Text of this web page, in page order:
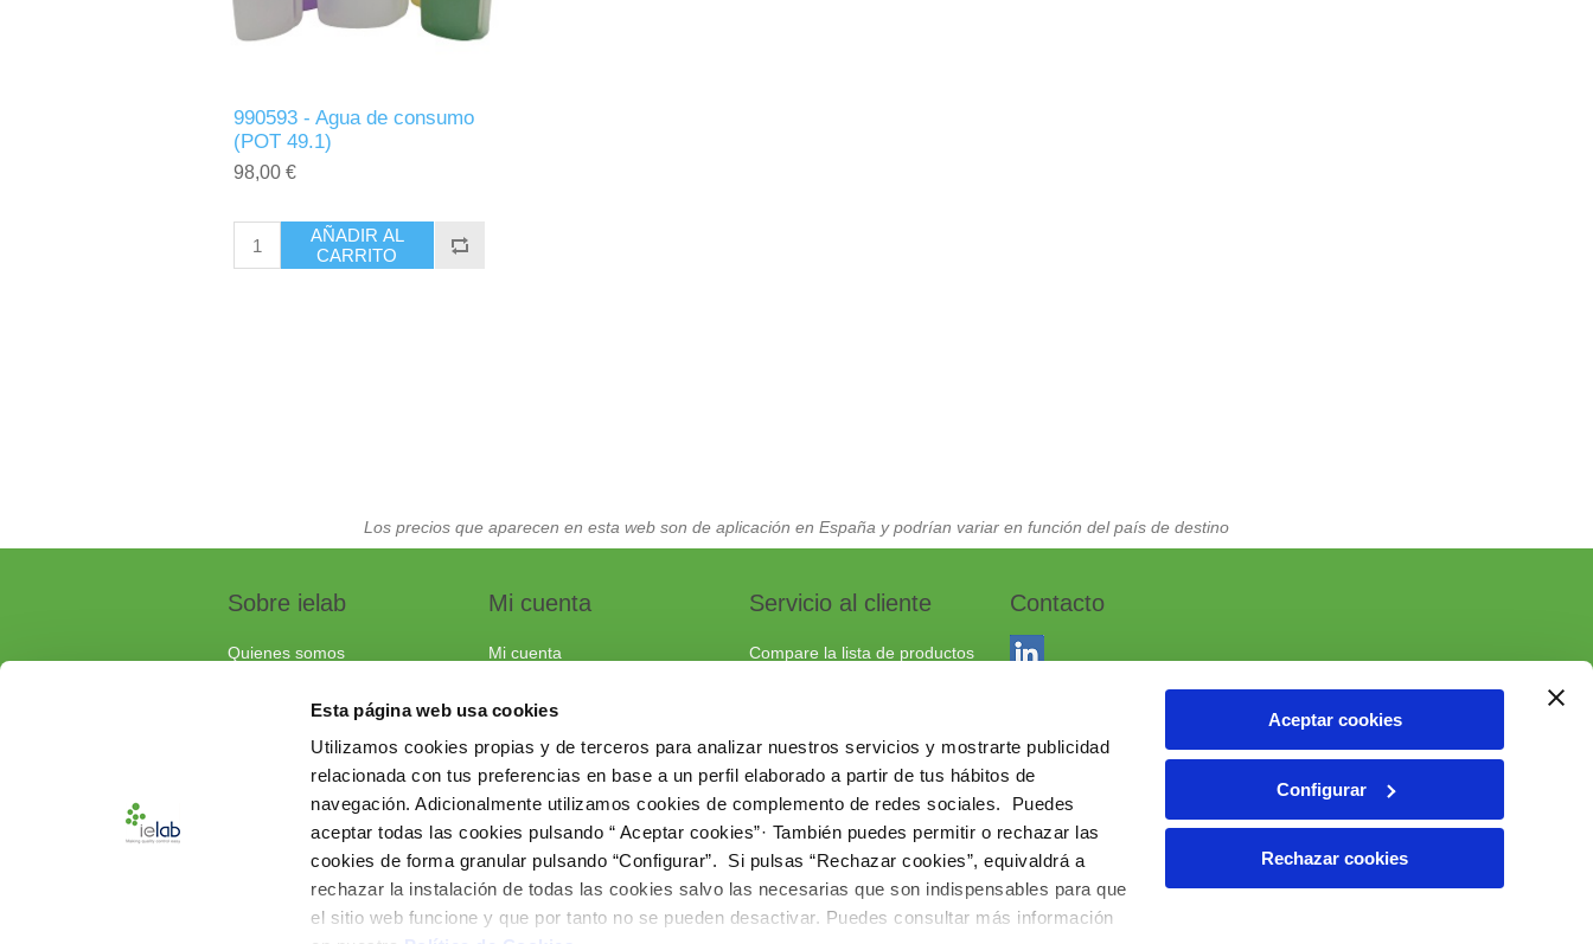
Esta página web usa cookies
Utilizamos cookies propias y de terceros para analizar nuestros servicios y mostrarte publicidad
relacionada con tus preferencias en base a un perfil elaborado a partir de tus hábitos de
navegación. Adicionalmente utilizamos cookies de complemento de redes sociales. Puedes
aceptar todas las cookies pulsando “ Aceptar cookies”· También puedes permitir o rechazar las
cookies de forma granular pulsando “Configurar”. Si pulsas “Rechazar cookies”, equivaldrá a
rechazar la instalación de todas las cookies salvo las necesarias que son indispensables para que
el sitio web funcione y que por tanto no se pueden desactivar. Puedes consultar más información
Aceptar cookies
Configurar
Rechazar cookies
990593 - Agua de consumo
(POT 49.1)
98,00 €
AÑADIR AL
CARRITO
Los precios que aparecen en esta web son de aplicación en España y podrían variar en función del país de destino
Sobre ielab
Quienes somos
Soluciones a medida
Contacta con nosotros
Documentos de interés
Preguntas frecuentes
Mi cuenta
Mi cuenta
Servicio al cliente
Compare la lista de productos
Aviso Legal
Política de privacidad
Contacto
Dracma, 7 - Polígono Industrial Las Atalayas
03114 ALICANTE (España)
+34 966 10 55 01
comercial@ielab.es
www.ielab.es